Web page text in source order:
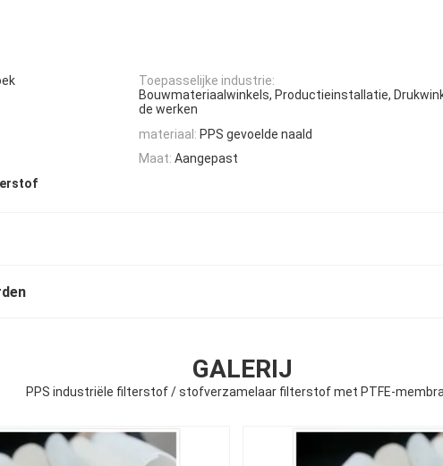
Toepasselijke industrie:
Bouwmateriaalwinkels, Productieinstallatie,
de werken
materiaal: PPS gevoelde naald
Maat: Aangepast
GALERIJ
PPS industriële filterstof / stofverzamelaar filterstof met PTFE-